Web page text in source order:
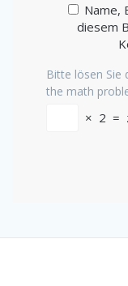
Name,
diesem
Bitte lösen Sie
the math
× 2 =